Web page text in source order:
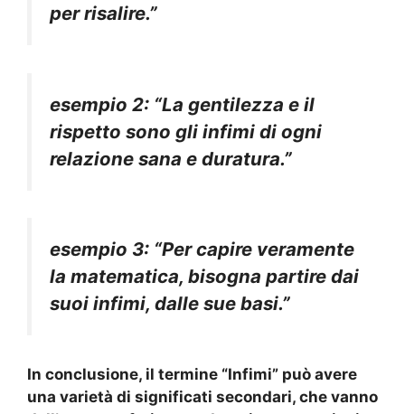
per risalire.”
esempio 2: “La gentilezza e il
rispetto sono gli infimi di ogni
relazione sana e duratura.”
esempio 3: “Per capire veramente
la matematica, bisogna partire dai
suoi infimi, dalle sue basi.”
In conclusione, il termine “Infimi” può avere
una varietà di significati secondari, che vanno